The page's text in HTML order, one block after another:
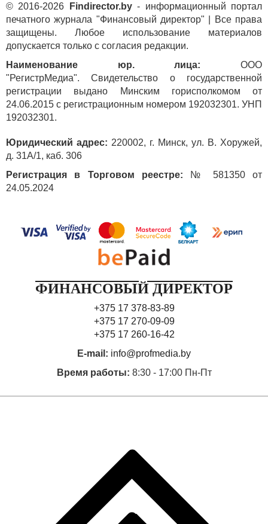
© 2016-2026 Findirector.by- информационный портал
печатного журнала "Финансовый директор" | Все права
защищены. Любое использование материалов
допускается только с согласия редакции.
Наименование юр. лица: ООО
"РегистрМедиа". Свидетельство о государственной
регистрации выдано Минским горисполкомом от
24.06.2015 с регистрационным номером 192032301. УНП
192032301.
Юридический адрес: 220002, г. Минск, ул. В. Хоружей,
д. 31А/1, каб. 306
Регистрация в Торговом реестре: № 581350 от
24.05.2024
ФИНАНСОВЫЙ ДИРЕКТОР
+375 17 378-83-89
+375 17 270-09-09
+375 17 260-16-42
E-mail: info@profmedia.by
Время работы: 8:30 - 17:00 Пн-Пт